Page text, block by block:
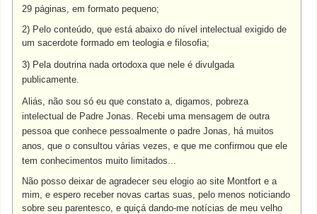
29 páginas, em formato pequeno;
2) Pelo conteúdo, que está abaixo do nível intelectual exigido de
um sacerdote formado em teologia e filosofia;
3) Pela doutrina nada ortodoxa que nele é divulgada
publicamente.
Aliás, não sou só eu que constato a, digamos, pobreza
intelectual de Padre Jonas. Recebi uma mensagem de outra
pessoa que conhece pessoalmente o padre Jonas, há muitos
anos, que o consultou várias vezes, e que me confirmou que ele
tem conhecimentos muito limitados...
Não posso deixar de agradecer seu elogio ao site Montfort e a
mim, e espero receber novas cartas suas, pelo menos noticiando
sobre seu parentesco, e quiçá dando-me notícias de meu velho